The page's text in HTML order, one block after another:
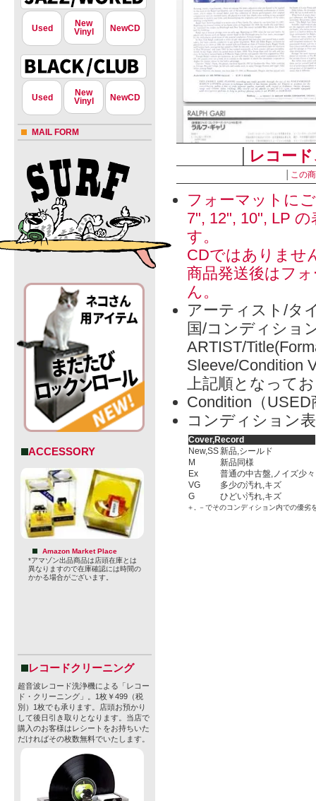
Used
New
Vinyl
NewCD
Used
New
Vinyl
NewCD
MAIL FORM
ACCESSORY
Amazon Market Place
*アマゾン出品商品は店頭在庫とは
異なりますので在庫確認には時間の
かかる場合がございます。
レコードクリーニング
超音波レコード洗浄機による「レコー
ド・クリーニング」。1枚￥499（税
別）1枚でも承ります。店頭お預かり
して後日引き取りとなります。当店で
購入のお客様はレシートをお持ちいた
だければその枚数無料でいたします。
レコー
この
フォーマットに
7", 12", 10", LP
す。
CDではありませ
商品発送後はフ
ん。
アーティスト/タ
国/コンディショ
ARTIST/
Sleeve/Condition
上記順となって
Condition（
コンディション
Cover,Record
New,SS新品,シールド
M
新品同様
Ex
普通の中古盤,ノイズ少々
VG
多少の汚れ,キズ
G
ひどい汚れ,キズ
＋, －でそのコンディション内での優劣